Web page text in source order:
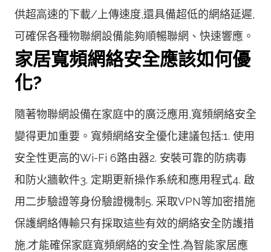
供超高速的下載/上傳速度,還具備超低的網絡延遲,
可確保各種物聯網設備能夠順暢聯網、快速響應。
家居寬頻網絡安全應該如何優
化?
隨著物聯網設備在家庭中的廣泛應用,寬頻網絡安全
變得更加重要。寬頻網絡安全優化建議包括:1. 使用
安全性更高的Wi-Fi 6路由器2. 安裝可靠的防病毒
和防火牆軟件3. 定期更新操作系統和應用程式4. 啟
用二步驗證等身份驗證機制5. 采取VPN等加密措施
保護網絡傳輸只有採取這些有效的網絡安全防護措
施,才能確保家庭寬頻網絡的安全性,為智能家居應